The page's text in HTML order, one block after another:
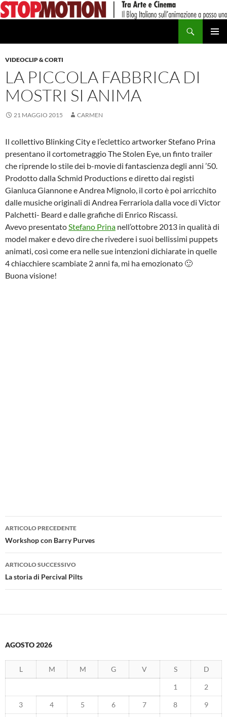
Vai
al
VIDEOCLIP & CORTI
LA PICCOLA FABBRICA DI
MOSTRI SI ANIMA
21 MAGGIO 2015 CARMEN
Il collettivo Blinking City e l’eclettico artworker Stefano Prina
presentano il cortometraggio The Stolen Eye, un finto trailer
che riprende lo stile dei b-movie di fantascienza degli anni ’50.
Prodotto dalla Schmid Productions e diretto dai registi
Gianluca Giannone e Andrea Mignolo, il corto è poi arricchito
dalle musiche originali di Andrea Ferrariola dalla voce di Victor
Palchetti- Beard e dalle grafiche di Enrico Riscassi.
Avevo presentatoStefano Prina nell’ottobre 2013 in qualità di
model maker e devo dire che rivedere i suoi bellissimi puppets
animati, così come era nelle sue intenzioni dichiarate in quelle
4 chiacchiere scambiate 2 anni fa, mi ha emozionato 🙂
Buona visione!
Navigazione
articolo
ARTICOLO PRECEDENTE
Workshop con Barry Purves
ARTICOLO SUCCESSIVO
La storia di Percival Pilts
AGOSTO 2026
L M M G V S D
1 2
3 4 5 6 7 8 9